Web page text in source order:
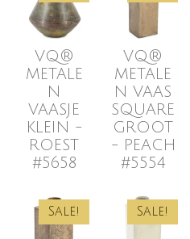
VQ®
METALE
N
VAASJE
KLEIN -
ROEST
#5658
VQ®
METALE
N VAAS
SQUARE
GROOT
- PEACH
#5554
Sale! Sale!